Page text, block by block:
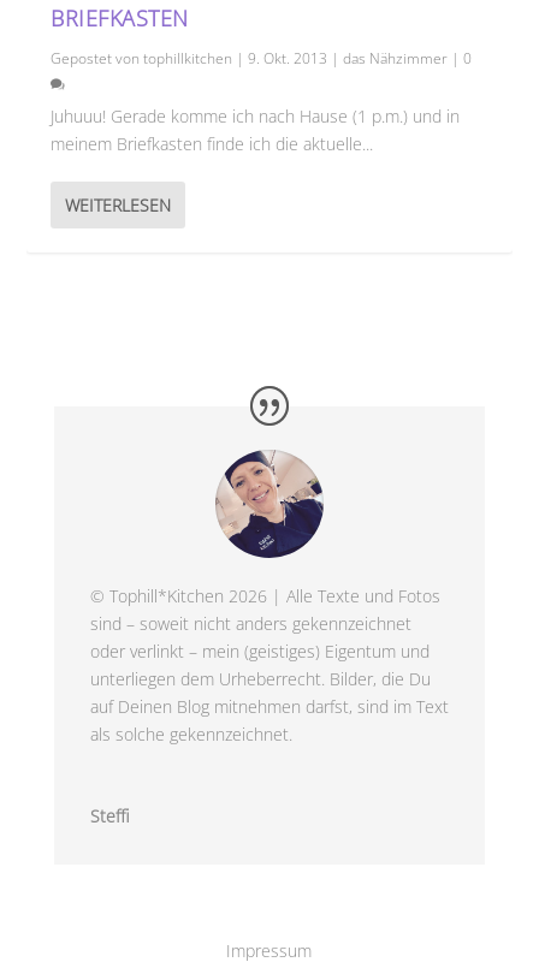
BRIEFKASTEN
Gepostet vontophillkitchen |9. Okt. 2013 |das Nähzimmer |0
Juhuuu! Gerade komme ich nach Hause (1 p.m.) und in
meinem Briefkasten finde ich die aktuelle...
WEITERLESEN
© Tophill*Kitchen 2026 | Alle Texte und Fotos
sind – soweit nicht anders gekennzeichnet
oder verlinkt – mein (geistiges) Eigentum und
unterliegen dem Urheberrecht. Bilder, die Du
auf Deinen Blog mitnehmen darfst, sind im Text
als solche gekennzeichnet.
Steffi
Impressum